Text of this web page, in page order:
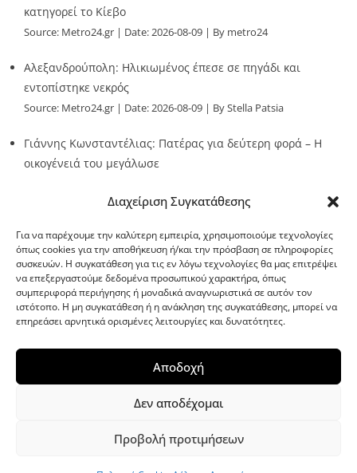
Διαχείριση Συγκατάθεσης
Για να παρέχουμε την καλύτερη εμπειρία, χρησιμοποιούμε τεχνολογίες
όπως cookies για την αποθήκευση ή/και την πρόσβαση σε πληροφορίες
συσκευών. Η συγκατάθεση για τις εν λόγω τεχνολογίες θα μας επιτρέψει
να επεξεργαστούμε δεδομένα προσωπικού χαρακτήρα, όπως
συμπεριφορά περιήγησης ή μοναδικά αναγνωριστικά σε αυτόν τον
ιστότοπο. Η μη συγκατάθεση ή η ανάκληση της συγκατάθεσης, μπορεί να
επηρεάσει αρνητικά ορισμένες λειτουργίες και δυνατότητες.
Αποδοχή
Δεν αποδέχομαι
Προβολή προτιμήσεων
κατηγορεί το Κίεβο
Source: Metro24.gr Date: 2026-08-09 By metro24
Αλεξανδρούπολη: Ηλικιωμένος έπεσε σε πηγάδι και
εντοπίστηκε νεκρός
Source: Metro24.gr Date: 2026-08-09 By Stella Patsia
Γιάννης Κωνσταντέλιας: Πατέρας για δεύτερη φορά – Η
οικογένειά του μεγάλωσε
G-point.gr